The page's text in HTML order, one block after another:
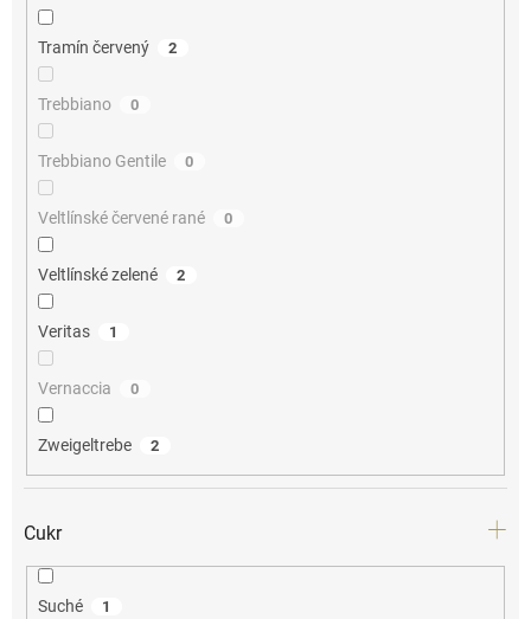
Tramín červený 2
Trebbiano 0
Trebbiano Gentile 0
Veltlínské červené rané 0
Veltlínské zelené 2
Veritas 1
Vernaccia 0
Zweigeltrebe 2
Cukr
Suché 1